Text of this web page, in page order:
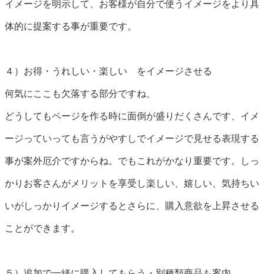
イメージを明示して、お客様が自分で使うイメージをより具
体的に提案する事が重要です。
４）お得・うれしい・楽しい をイメージさせる
何気にここも欠落する部分ですね、
どうしてもページを作る時に面倒が盛りだくさんです、イメ
ージっていっても言うがやすしでイメージで見せる表現する
事が案外厄介ですからね。でもこれがかなり重要です。しっ
かりお客さんがメリットを享受し楽しい、嬉しい、気持ちい
いがしっかりイメージするとさらに、購入意欲を上昇させる
ことができます。